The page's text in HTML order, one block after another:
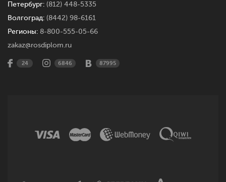
Петербург: (812) 448-5335
Волгоград: (8442) 98-6161
Регионы: 8-800-555-05-66
zakaz@rosdiplom.ru
24 6846 87995